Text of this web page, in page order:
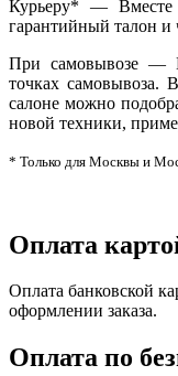
Курьеру* — Вместе
гарантийный талон и
При самовывозе —
точках самовывоза.
салоне можно
новой техники,
* Только для Москвы и
Оплата
Оплата банковской
оформлении заказа.
Оплата по